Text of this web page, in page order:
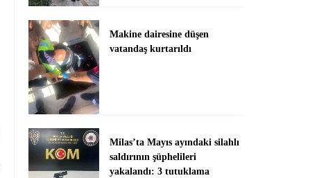
Makine dairesine düşen
vatandaş kurtarıldı
Milas’ta Mayıs ayındaki silahlı
saldırının şüphelileri
yakalandı: 3 tutuklama